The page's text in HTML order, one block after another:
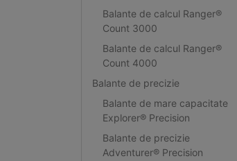
Balante de calcul Ranger®
Count 3000
Balante de calcul Ranger®
Count 4000
Balante de precizie
Balante de mare capacitate
Explorer® Precision
Balante de precizie
Adventurer® Precision